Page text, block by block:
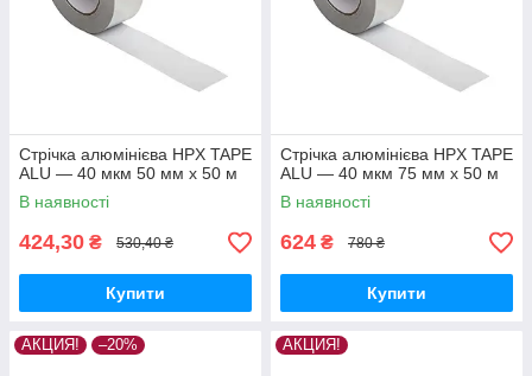
Стрічка алюмінієва HPX TAPE
ALU — 40 мкм 50 мм х 50 м
В наявності
424,30 ₴ 530,40 ₴
Купити
Стрічка алюмінієва HPX TAPE
ALU — 40 мкм 75 мм х 50 м
В наявності
624 ₴ 780 ₴
Купити
АКЦИЯ! –20% АКЦИЯ!